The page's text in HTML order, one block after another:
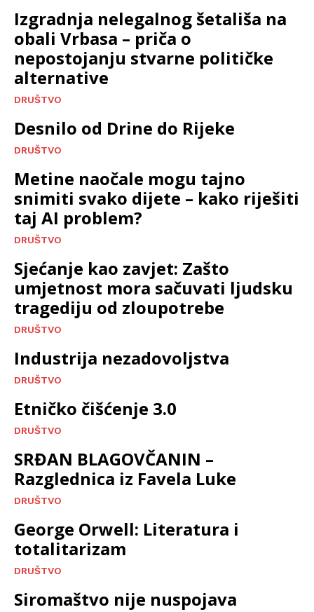
Izgradnja nelegalnog šetališa na
obali Vrbasa – priča o
nepostojanju stvarne političke
alternative
DRUŠTVO
Desnilo od Drine do Rijeke
DRUŠTVO
Metine naočale mogu tajno
snimiti svako dijete – kako riješiti
taj AI problem?
DRUŠTVO
Sjećanje kao zavjet: Zašto
umjetnost mora sačuvati ljudsku
tragediju od zloupotrebe
DRUŠTVO
Industrija nezadovoljstva
DRUŠTVO
Etničko čišćenje 3.0
DRUŠTVO
SRĐAN BLAGOVČANIN –
Razglednica iz Favela Luke
DRUŠTVO
George Orwell: Literatura i
totalitarizam
DRUŠTVO
Siromaštvo nije nuspojava